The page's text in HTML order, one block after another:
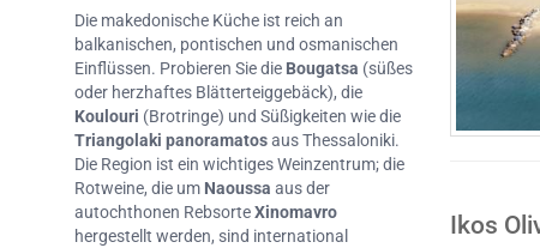
Die makedonische Küche ist reich an
balkanischen, pontischen und osmanischen
Einflüssen. Probieren Sie die Bougatsa (süßes
oder herzhaftes Blätterteiggebäck), die
Koulouri (Brotringe) und Süßigkeiten wie die
Triangolaki panoramatosaus Thessaloniki.
Die Region ist ein wichtiges Weinzentrum; die
Rotweine, die um Naoussa aus der
autochthonen RebsorteXinomavro
hergestellt werden, sind international
Ikos